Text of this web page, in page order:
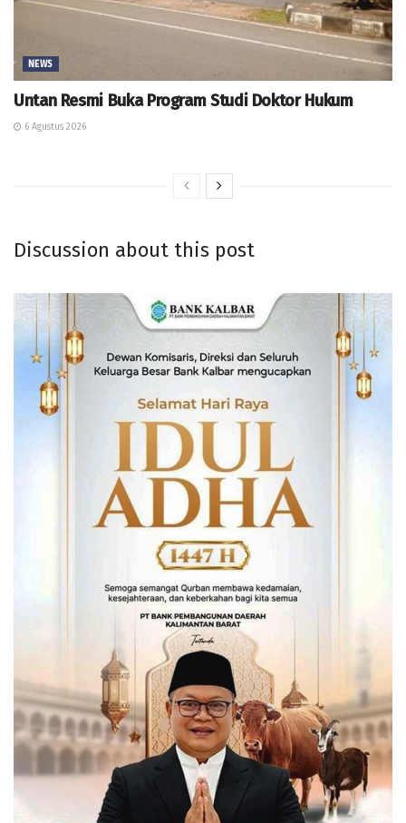
NEWS
Untan Resmi Buka Program Studi Doktor Hukum
6 Agustus 2026
Discussion about this post